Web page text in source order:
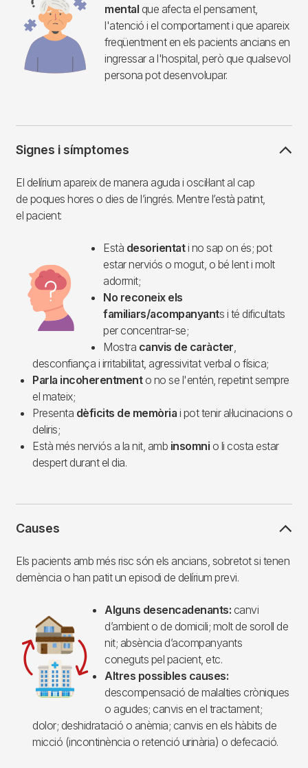
mental que afecta el pensament,
l'atenció i el comportament i que apareix
freqüentment en els pacients ancians en
ingressar a l'hospital, però que qualsevol
persona pot desenvolupar.
Signes i símptomes
El delírium apareix de manera aguda i oscil·lant al cap
de poques hores o dies de l’ingrés. Mentre l’està patint,
el pacient:
Està desorientati no sap on és; pot
estar nerviós o mogut, o bé lent i molt
adormit;
No reconeix els
familiars/acompanyants i té dificultats
per concentrar-se;
Mostra canvis de caràcter
desconfiança i irritabilitat, agressivitat verbal o física;
Parla incoherentment o no se l'entén, repetint sempre
el mateix;
Presenta dèficits de memòria i pot tenir al·lucinacions o
deliris;
Està més nerviós a la nit, amb insomni o li costa estar
despert durant el dia.
Causes
Els pacients amb més risc són els ancians, sobretot si tenen
demència o han patit un episodi de delírium previ.
Imagen
Alguns desencadenants: canvi
d’ambient o de domicili; molt de soroll de
nit; absència d’acompanyants
coneguts pel pacient, etc.
Altres possibles causes:
descompensació de malalties cròniques
o agudes; canvis en el tractament;
dolor; deshidratació o anèmia; canvis en els hàbits de
micció (incontinència o retenció urinària) o defecació.